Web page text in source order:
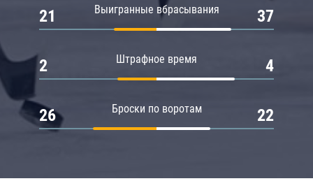
Выигранные вбрасывания
21 37
Штрафное время
2 4
Броски по воротам
26 22